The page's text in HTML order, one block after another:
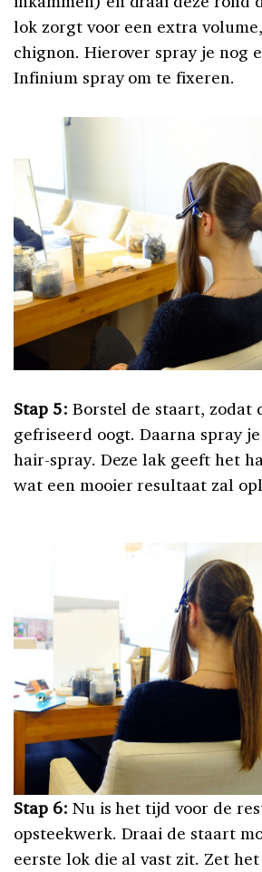
lok zorgt voor een extra
chignon. Hierover spray je nog
Infinium spray om te fixeren.
Stap 5: Borstel de staart, zodat
gefriseerd oogt. Daarna spray
hair-spray. Deze lak geeft het
wat een mooier resultaat zal
Stap 6: Nu is het tijd voor de
opsteekwerk. Draai de staart
eerste lok die al vast zit. Zet